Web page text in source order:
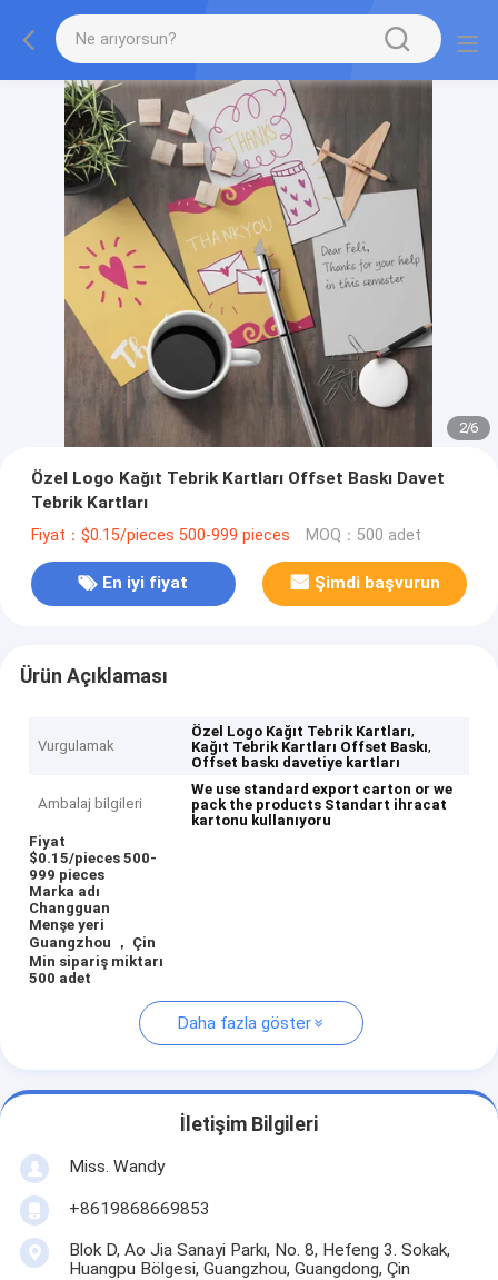
2/6
Özel Logo Kağıt Tebrik Kartları Offset Baskı Davet
Tebrik Kartları
Fiyat：$0.15/pieces 500-999 pieces MOQ：500 adet
En iyi fiyat Şimdi başvurun
Ürün Açıklaması
Vurgulamak
Özel Logo Kağıt Tebrik Kartları,
Kağıt Tebrik Kartları Offset Baskı,
Offset baskı davetiye kartları
Ambalaj bilgileri
We use standard export carton or we
pack the products Standart ihracat
kartonu kullanıyoru
Fiyat
$0.15/pieces 500-
999 pieces
Marka adı
Changguan
Menşe yeri
Guangzhou ， Çin
Min sipariş miktarı
500 adet
Daha fazla göster
İletişim Bilgileri
Miss. Wandy
+8619868669853
Blok D, Ao Jia Sanayi Parkı, No. 8, Hefeng 3. Sokak,
Huangpu Bölgesi, Guangzhou, Guangdong, Çin